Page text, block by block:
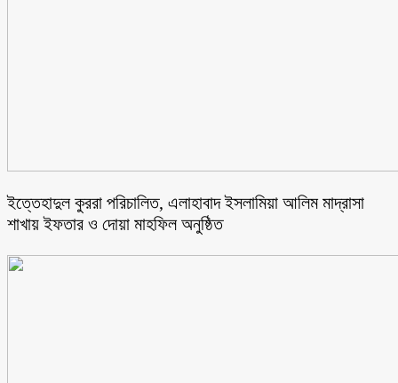
ইত্তেহাদুল কুররা পরিচালিত, এলাহাবাদ ইসলামিয়া আলিম মাদ্রাসা
শাখায় ইফতার ও দোয়া মাহফিল অনুষ্ঠিত